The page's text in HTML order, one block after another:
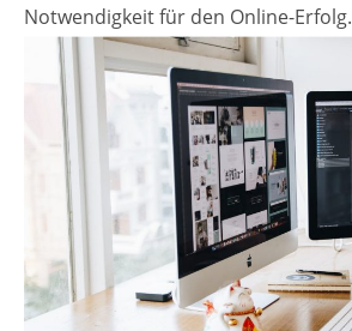
Notwendigkeit für den Online-Erfolg.